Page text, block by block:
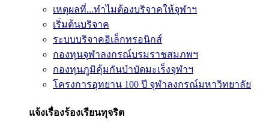
เหตุผลที่...ทำไมต้องบริจาคให้จุฬาฯ
เริ่มต้นบริจาค
ระบบบริจาคอิเล็กทรอนิกส์
กองทุนจุฬาลงกรณ์บรมราชสมภพฯ
กองทุนภูมิคุ้มกันบำบัดมะเร็งจุฬาฯ
โครงการอุทยาน 100 ปี จุฬาลงกรณ์มหาวิทยาลัย
แจ้งเรื่องร้องเรียนทุจริต